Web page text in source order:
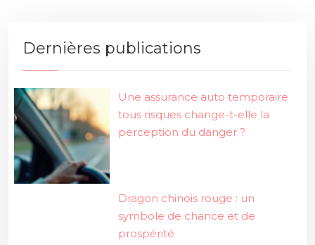
Dernières publications
Une assurance auto temporaire
tous risques change-t-elle la
perception du danger ?
Dragon chinois rouge : un
symbole de chance et de
prospérité